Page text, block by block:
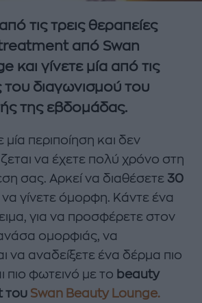
τις τρεις θεραπείες
από Swan
και γίνετε μία από τις
του διαγωνισμού του
της εβδομάδας.
μία περιποίηση και δεν
να έχετε πολύ χρόνο στη
σας. Αρκεί να διαθέσετε 30
να γίνετε όμορφη. Κάντε ένα
για να προσφέρετε στον
ομορφιάς, να
να αναδείξετε ένα δέρμα πιο
πιο φωτεινό με το beauty
του Swan Beauty Lounge.